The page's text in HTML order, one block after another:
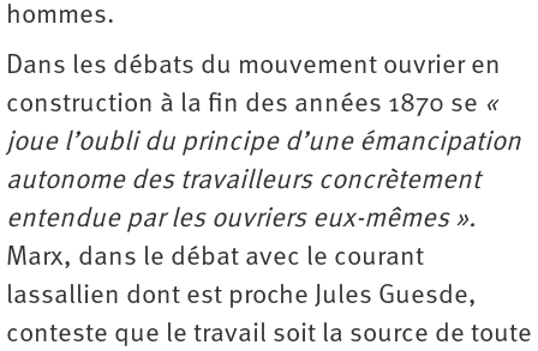
hommes.
Dans les débats du mouvement ouvrier en
construction à la fin des années 1870 se «
joue l’oubli du principe d’une émancipation
autonome des travailleurs concrètement
entendue par les ouvriers eux-mêmes ».
Marx, dans le débat avec le courant
lassallien dont est proche Jules Guesde,
conteste que le travail soit la source de toute